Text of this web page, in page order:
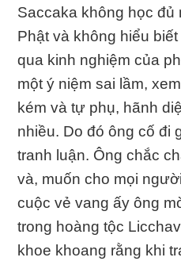
Saccaka không học
Phật và không hiểu
qua kinh nghiệm của
một ý niệm sai lầm,
kém và tự phụ, hãnh
nhiều. Do đó ông cố đi
tranh luận. Ông chắc
và, muốn cho mọi
cuộc vẻ vang ấy ông
trong hoàng tộc
khoe khoang rằng khi